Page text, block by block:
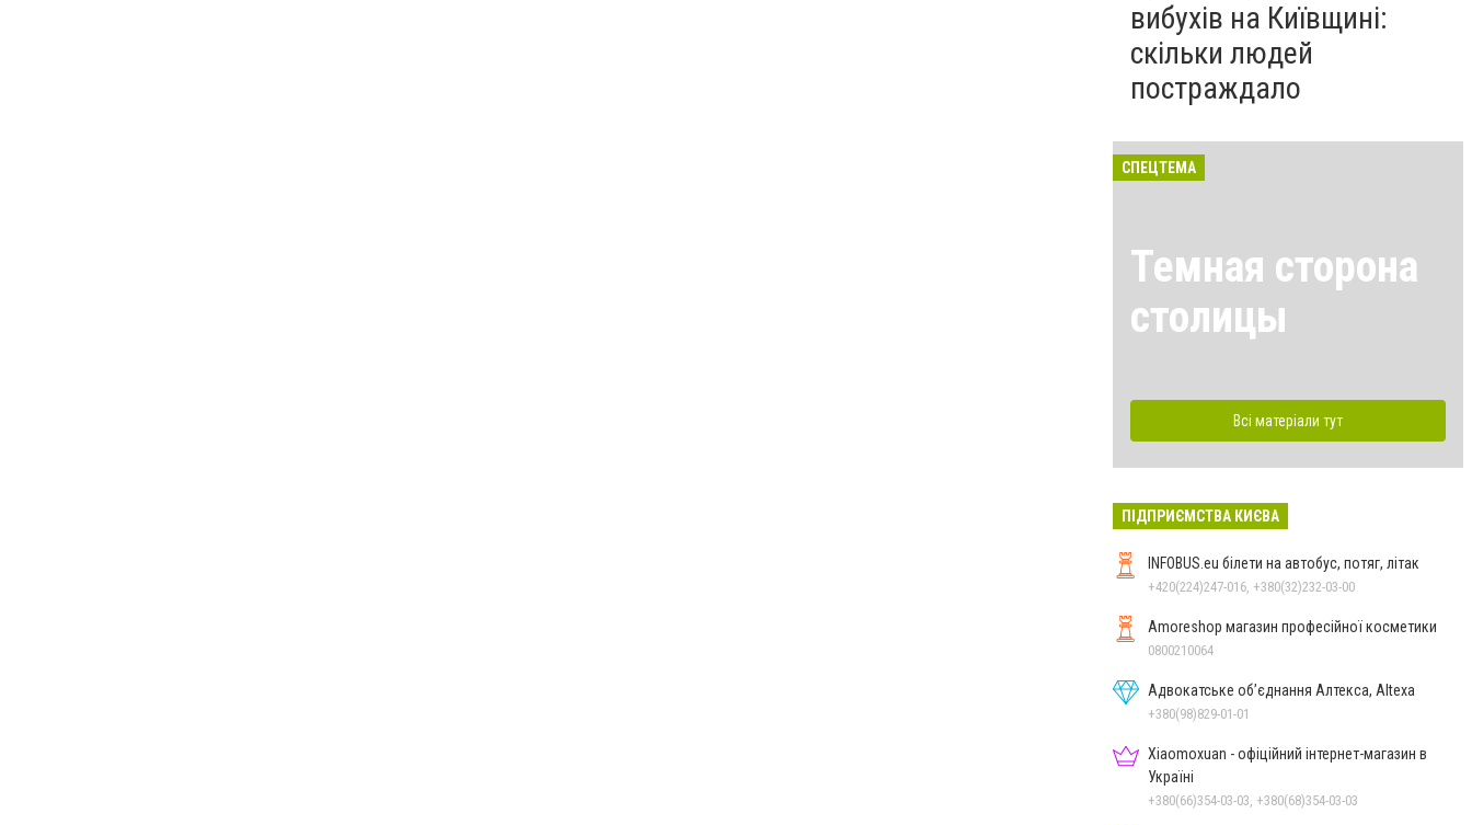
вибухів на Київщині:
скільки людей
постраждало
СПЕЦТЕМА
Темная сторона
столицы
Всі матеріали тут
ПІДПРИЄМСТВА КИЄВА
INFOBUS.eu білети на автобус, потяг, літак
+420(224)247-016, +380(32)232-03-00
Amoreshop магазин професійної косметики
0800210064
Адвокатське об’єднання Алтекса, Altexa
+380(98)829-01-01
Xiaomoxuan - офіційний інтернет-магазин в
Україні
+380(66)354-03-03, +380(68)354-03-03